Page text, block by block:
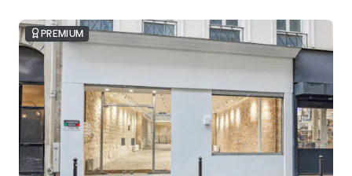
PREMIUM